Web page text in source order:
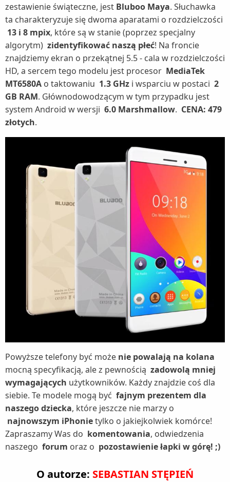
zestawienie świąteczne, jest Bluboo Maya. Słuchawka
ta charakteryzuje się dwoma aparatami o rozdzielczości
13 i 8 mpix, które są w stanie (poprzez specjalny
algorytm) zidentyfikować naszą płeć! Na froncie
znajdziemy ekran o przekątnej 5.5 - cala w rozdzielczości
HD, a sercem tego modelu jest procesor MediaTek
MT6580A o taktowaniu 1.3 GHz i wsparciu w postaci 2
GB RAM. Głównodowodzącym w tym przypadku jest
system Android w wersji 6.0 Marshmallow. CENA: 479
złotych.
Powyższe telefony być może nie powalają na kolana
mocną specyfikacją, ale z pewnością zadowolą mniej
wymagających użytkowników. Każdy znajdzie coś dla
siebie. Te modele mogą być fajnym prezentem dla
naszego dziecka, które jeszcze nie marzy o
najnowszym iPhonietylko o jakiejkolwiek komórce!
Zapraszamy Was do komentowania, odwiedzenia
naszego forum oraz o pozostawienie łapki w górę! ;)
O autorze: SEBASTIAN STĘPIEŃ